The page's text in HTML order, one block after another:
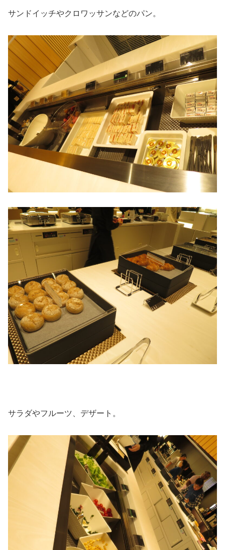
サンドイッチやクロワッサンなどのパン。
サラダやフルーツ、デザート。